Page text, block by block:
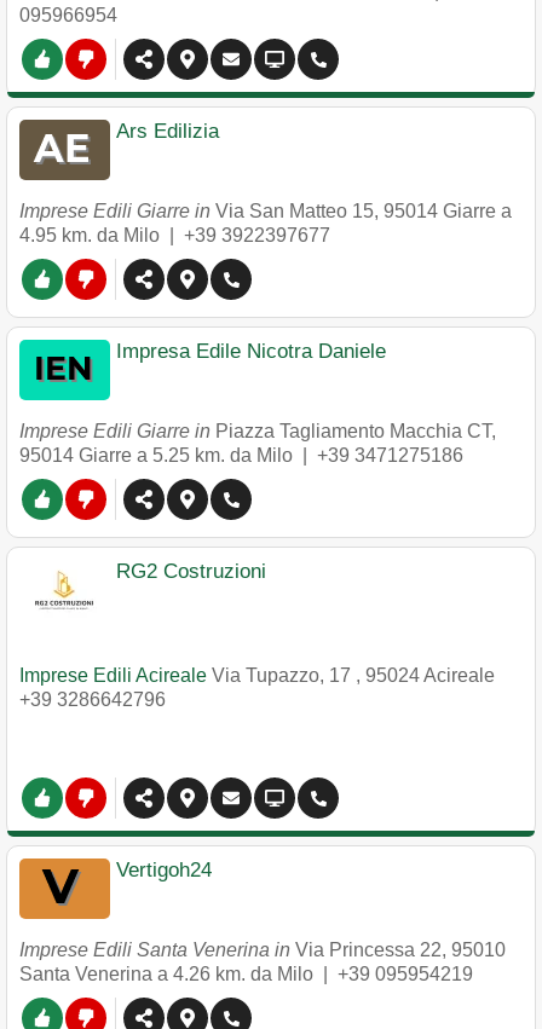
095966954
Ars Edilizia
Imprese Edili Giarre in Via San Matteo 15, 95014 Giarre a
4.95 km. da Milo | +39 3922397677
Impresa Edile Nicotra Daniele
Imprese Edili Giarre in Piazza Tagliamento Macchia CT,
95014 Giarre a 5.25 km. da Milo | +39 3471275186
RG2 Costruzioni
Imprese Edili Acireale Via Tupazzo, 17 , 95024Acireale
+39 3286642796
Vertigoh24
Imprese Edili Santa Venerina in Via Princessa 22, 95010
Santa Venerina a 4.26 km. da Milo | +39 095954219